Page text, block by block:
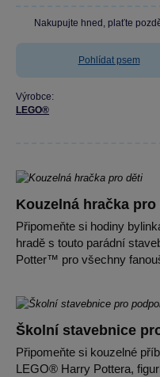
Nakupujte hned, plaťte
Pohlídat psem
Výrobce:
LEGO®
Kouzelná hračka pro
Připomeňte si hodiny
hradě s touto parádní
Potter™ pro všechny
Školní stavebnice
Připomeňte si kouzelné
LEGO® Harry Pottera,